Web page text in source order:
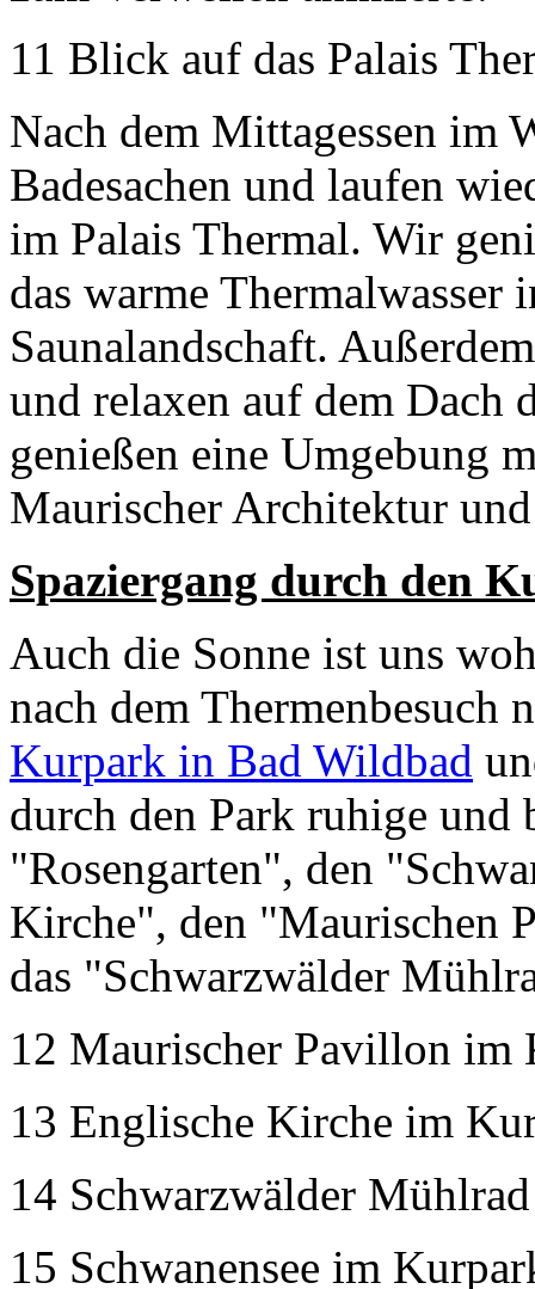
11 Blick auf das Palais
Nach dem Mittagessen im
Badesachen und laufen
im Palais Thermal. Wir
das warme Thermalwasser
Saunalandschaft.
und relaxen auf dem Dach
genießen eine Umgebung
Maurischer Architektur
Spaziergang durch den
Auch die Sonne ist uns
nach dem Thermenbesuch
Kurpark in Bad Wildbad
durch den Park ruhige und
"Rosengarten", den
Kirche", den "Maurischen
das "Schwarzwälder
12 Maurischer Pavillon
13 Englische Kirche im
14 Schwarzwälder
15 Schwanensee im